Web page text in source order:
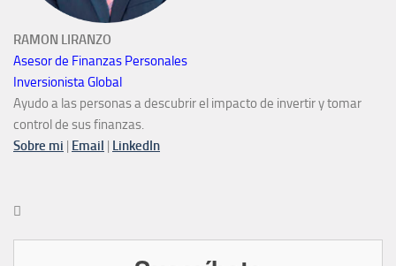
RAMON LIRANZO
Asesor de Finanzas Personales
Inversionista Global
Ayudo a las personas a descubrir el impacto de invertir y tomar
control de sus finanzas.
Sobre mi | Email | LinkedIn
